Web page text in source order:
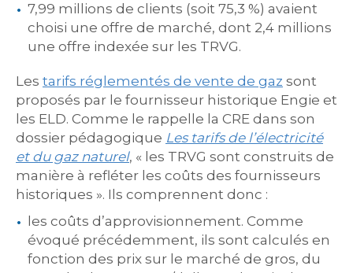
7,99 millions de clients (soit 75,3 %) avaient
choisi une offre de marché, dont 2,4 millions
une offre indexée sur les TRVG.
Les tarifs réglementés de vente de gaz sont
proposés par le fournisseur historique Engie et
les ELD. Comme le rappelle la CRE dans son
dossier pédagogique Les tarifs de l’électricité
et du gaz naturel, « les TRVG sont construits de
manière à refléter les coûts des fournisseurs
historiques ». Ils comprennent donc :
les coûts d’approvisionnement. Comme
évoqué précédemment, ils sont calculés en
fonction des prix sur le marché de gros, du